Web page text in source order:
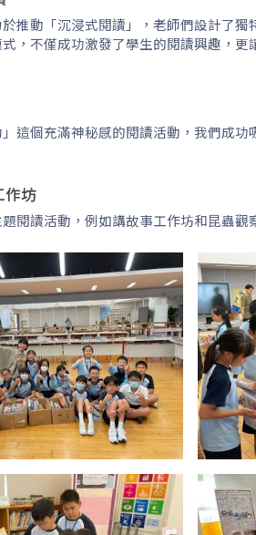
推動「沉浸式閱讀」，老師們設計了
，不僅成功激發了學生的閱讀興趣，
這個充滿神秘感的閱讀活動，我們成
作坊
閱讀活動，例如講故事工作坊和昆蟲